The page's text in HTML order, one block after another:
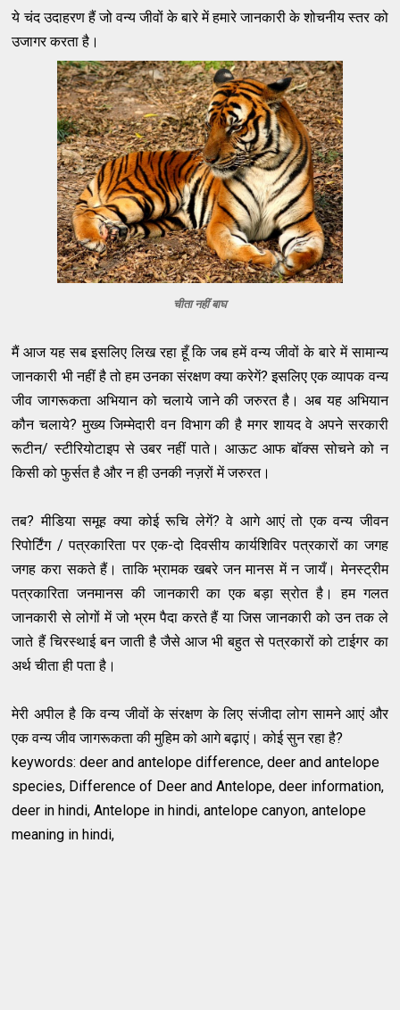
ये चंद उदाहरण हैं जो वन्य जीवों के बारे में हमारे जानकारी के शोचनीय स्तर को
उजागर करता है।
चीता नहीं बाघ
मैं आज यह सब इसलिए लिख रहा हूँ कि जब हमें वन्य जीवों के बारे में सामान्य
जानकारी भी नहीं है तो हम उनका संरक्षण क्या करेगें? इसलिए एक व्यापक वन्य
जीव जागरूकता अभियान को चलाये जाने की जरुरत है। अब यह अभियान
कौन चलाये? मुख्य जिम्मेदारी वन विभाग की है मगर शायद वे अपने सरकारी
रूटीन/ स्टीरियोटाइप से उबर नहीं पाते। आऊट आफ बॉक्स सोचने को न
किसी को फुर्सत है और न ही उनकी नज़रों में जरुरत।
तब? मीडिया समूह क्या कोई रूचि लेगें? वे आगे आएं तो एक वन्य जीवन
रिपोर्टिंग / पत्रकारिता पर एक-दो दिवसीय कार्यशिविर पत्रकारों का जगह
जगह करा सकते हैं। ताकि भ्रामक खबरे जन मानस में न जायँ। मेनस्ट्रीम
पत्रकारिता जनमानस की जानकारी का एक बड़ा स्रोत है। हम गलत
जानकारी से लोगों में जो भ्रम पैदा करते हैं या जिस जानकारी को उन तक ले
जाते हैं चिरस्थाई बन जाती है जैसे आज भी बहुत से पत्रकारों को टाईगर का
अर्थ चीता ही पता है।
मेरी अपील है कि वन्य जीवों के संरक्षण के लिए संजीदा लोग सामने आएं और
एक वन्य जीव जागरूकता की मुहिम को आगे बढ़ाएं। कोई सुन रहा है?
keywords: deer and antelope difference, deer and antelope
species, Difference of Deer and Antelope, deer information,
deer in hindi, Antelope in hindi, antelope canyon, antelope
meaning in hindi,